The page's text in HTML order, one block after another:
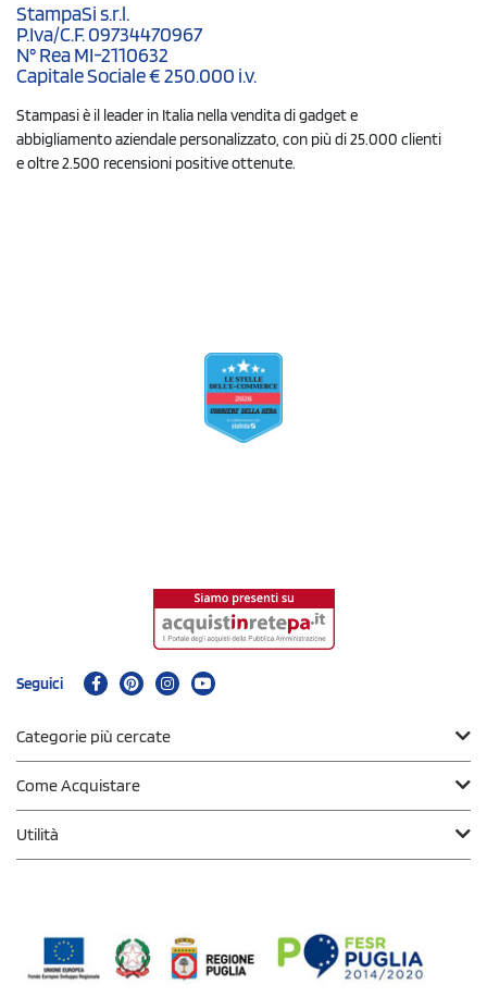
StampaSi s.r.l.
P.Iva/C.F. 09734470967
N° Rea MI-2110632
Capitale Sociale € 250.000 i.v.
Stampasi è il leader in Italia nella vendita di gadget e
abbigliamento aziendale personalizzato, con più di 25.000 clienti
e oltre 2.500 recensioni positive ottenute.
Seguici
Categorie più cercate
Come Acquistare
Utilità